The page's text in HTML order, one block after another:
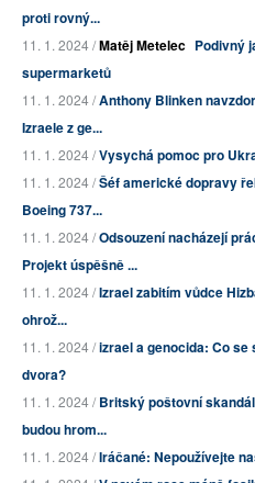
proti rovný...
11. 1. 2024 /Matěj Metelec Podivný
supermarketů
11. 1. 2024 /Anthony Blinken
Izraele z ge...
11. 1. 2024 /Vysychá pomoc pro
11. 1. 2024 /Šéf americké dopravy
Boeing 737...
11. 1. 2024 /Odsouzení nacházejí
Projekt úspěšně ...
11. 1. 2024 /Izrael zabitím vůdce
ohrož...
11. 1. 2024 /izrael a genocida: Co se
dvora?
11. 1. 2024 /Britský poštovní
budou hrom...
11. 1. 2024 /Iráčané: Nepoužívejte